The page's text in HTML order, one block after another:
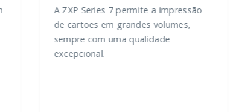
A ZXP Series 7 permite a impressão
de cartões em grandes volumes,
sempre com uma qualidade
excepcional.